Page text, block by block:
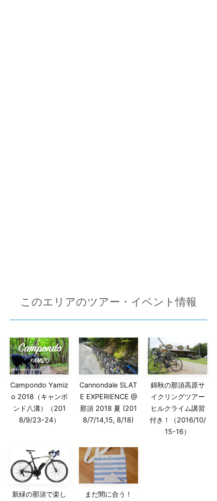
このエリアのツアー・イベント情報
Campondo Yamiz
o 2018（キャンポ
ンド八溝）（201
8/9/23-24）
Cannondale SLAT
E EXPERIENCE @
那須 2018 夏 (201
8/7/14,15, 8/18)
錦秋の那須高原サ
イクリングツアー
ヒルクライム講習
付き！（2016/10/
15-16）
新緑の那須で楽し
まだ間に合う！